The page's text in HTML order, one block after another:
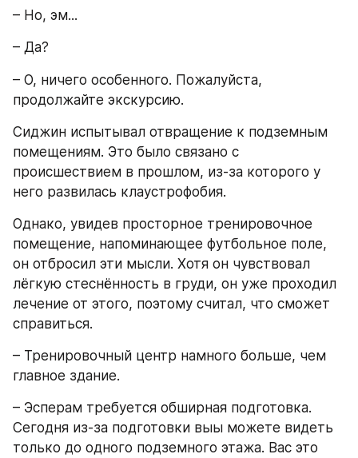
– Но, эм...
– Да?
– О, ничего особенного. Пожалуйста,
продолжайте экскурсию.
Сиджин испытывал отвращение к подземным
помещениям. Это было связано с
происшествием в прошлом, из-за которого у
него развилась клаустрофобия.
Однако, увидев просторное тренировочное
помещение, напоминающее футбольное поле,
он отбросил эти мысли. Хотя он чувствовал
лёгкую стеснённость в груди, он уже проходил
лечение от этого, поэтому считал, что сможет
справиться.
– Тренировочный центр намного больше, чем
главное здание.
– Эсперам требуется обширная подготовка.
Сегодня из-за подготовки выы можете видеть
только до одного подземного этажа. Вас это